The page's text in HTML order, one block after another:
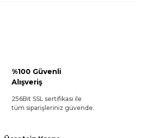
%100 Güvenli
Alışveriş
256Bit SSL sertifikası ile
tüm siparişleriniz güvende.